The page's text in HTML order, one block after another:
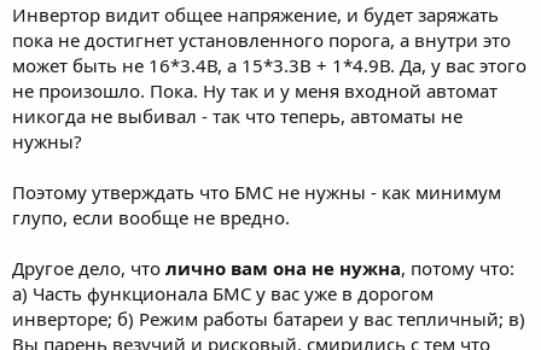
Инвертор видит общее напряжение, и будет заряжать
пока не достигнет установленного порога, а внутри это
может быть не 16*3.4В, а 15*3.3В + 1*4.9В. Да, у вас этого
не произошло. Пока. Ну так и у меня входной автомат
никогда не выбивал - так что теперь, автоматы не
нужны?
Поэтому утверждать что БМС не нужны - как минимум
глупо, если вообще не вредно.
Другое дело, что лично вам она не нужна, потому что:
а) Часть функционала БМС у вас уже в дорогом
инверторе; б) Режим работы батареи у вас тепличный; в)
Вы парень везучий и рисковый, смирились с тем что